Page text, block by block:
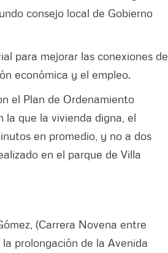
consejo local de Gobierno
para mejorar las conexiones de
económica y el empleo.
el Plan de Ordenamiento
la que la vivienda digna, el
en promedio, y no a dos
en el parque de Villa
(Carrera Novena entre
prolongación de la Avenida